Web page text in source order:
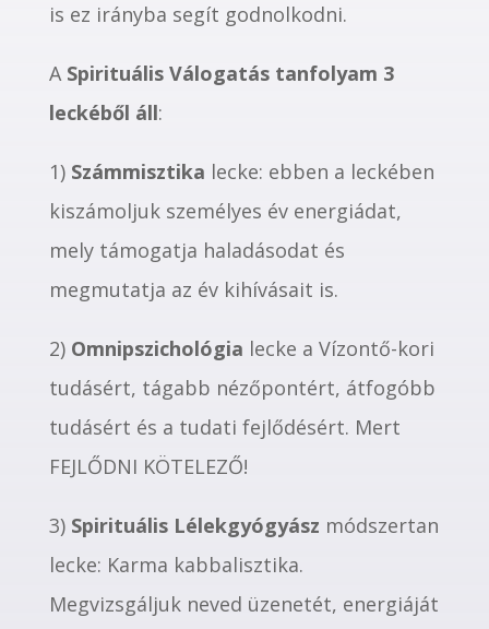
is ez irányba segít godnolkodni.
A Spirituális Válogatás tanfolyam 3
leckéből áll:
1) Számmisztika lecke: ebben a leckében
kiszámoljuk személyes év energiádat,
mely támogatja haladásodat és
megmutatja az év kihívásait is.
2) Omnipszichológia lecke a Vízontő-kori
tudásért, tágabb nézőpontért, átfogóbb
tudásért és a tudati fejlődésért. Mert
FEJLŐDNI KÖTELEZŐ!
3) Spirituális Lélekgyógyász módszertan
lecke: Karma kabbalisztika.
Megvizsgáljuk neved üzenetét, energiáját